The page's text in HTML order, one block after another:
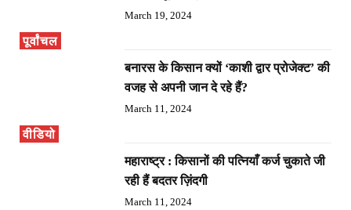
पूर्वांचल
March 19, 2024
वीडियो
बनारस के किसान क्यों ‘काशी द्वार प्रोजेक्ट’ की
वजह से अपनी जान दे रहे हैं?
March 11, 2024
महाराष्ट्र : किसानों की पत्नियाँ कर्ज चुकाते जी
रही हैं बदतर ज़िंदगी
March 11, 2024